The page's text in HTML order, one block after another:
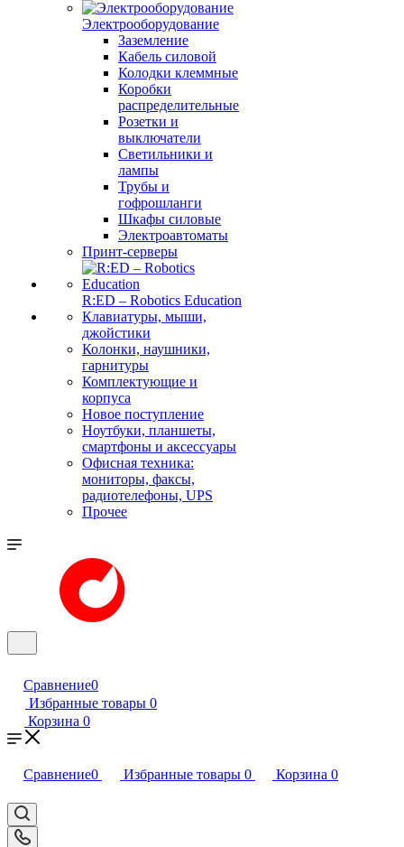
Электрооборудование
Заземление
Кабель силовой
Колодки клеммные
Коробки
распределительные
Розетки и
выключатели
Светильники и
лампы
Трубы и
гофрошланги
Шкафы силовые
Электроавтоматы
Принт-серверы
R:ED – Robotics Education
Клавиатуры, мыши,
джойстики
Колонки, наушники,
гарнитуры
Комплектующие и
корпуса
Новое поступление
Ноутбуки, планшеты,
смартфоны и аксессуары
Офисная техника:
мониторы, факсы,
радиотелефоны, UPS
Прочее
Сравнение0
Избранные товары 0
Корзина 0
Сравнение0 Избранные товары 0 Корзина 0